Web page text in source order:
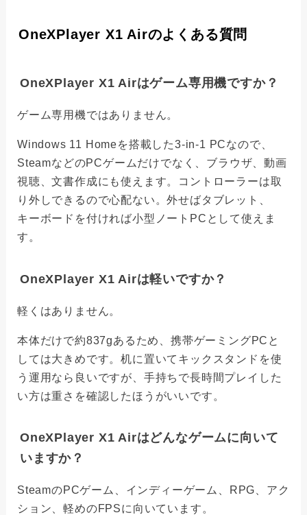
OneXPlayer X1 Airのよくある質問
OneXPlayer X1 Airはゲーム専用機ですか？
ゲーム専用機ではありません。
Windows 11 Homeを搭載した3-in-1 PCなので、
SteamなどのPCゲームだけでなく、ブラウザ、動画
視聴、文書作成にも使えます。コントローラーは取
り外しできるので心配ない。外せばタブレット、
キーボードを付ければ小型ノートPCとして使えま
す。
OneXPlayer X1 Airは軽いですか？
軽くはありません。
本体だけで約837gあるため、携帯ゲーミングPCと
しては大きめです。机に置いてキックスタンドを使
う運用なら良いですが、手持ちで長時間プレイした
い方は重さを確認したほうがいいです。
OneXPlayer X1 Airはどんなゲームに向いて
いますか？
SteamのPCゲーム、インディーゲーム、RPG、アク
ション、軽めのFPSに向いています。